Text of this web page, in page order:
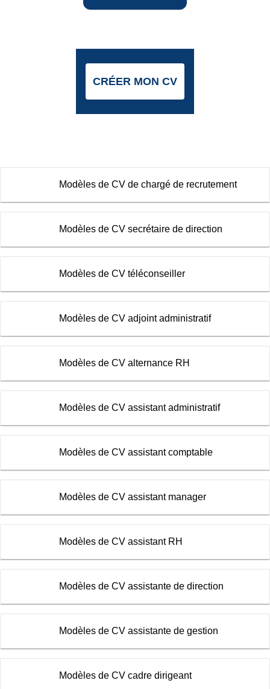
CRÉER MON CV
Modèles de CV de chargé de recrutement
Modèles de CV secrétaire de direction
Modèles de CV téléconseiller
Modèles de CV adjoint administratif
Modèles de CV alternance RH
Modèles de CV assistant administratif
Modèles de CV assistant comptable
Modèles de CV assistant manager
Modèles de CV assistant RH
Modèles de CV assistante de direction
Modèles de CV assistante de gestion
Modèles de CV cadre dirigeant